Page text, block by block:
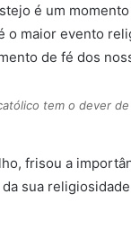
é um
o maior evento
de fé dos
tem o dever
frisou a
sua